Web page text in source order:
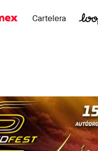
Cartelera